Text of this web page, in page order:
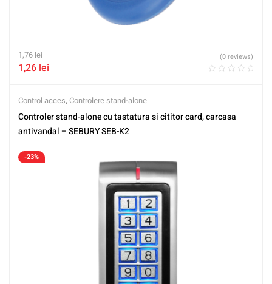
1,76lei
1,26 lei
(0 reviews)
Control acces, Controlere stand-alone
Controler stand-alone cu tastatura si cititor card, carcasa
antivandal – SEBURY SEB-K2
-23%